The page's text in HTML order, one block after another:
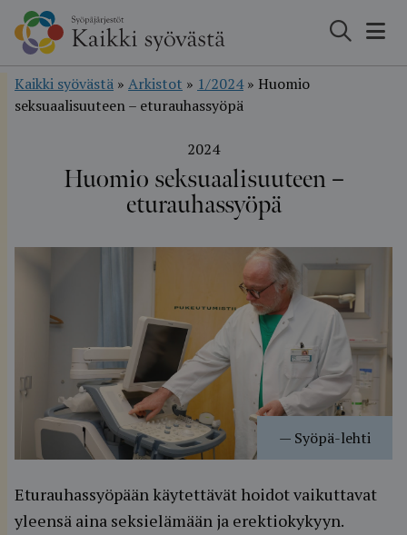
Hyppää
sisältöön
Kaikki syövästä » Arkistot » 1/2024» Huomio
seksuaalisuuteen – eturauhassyöpä
2024
Huomio seksuaalisuuteen –
eturauhassyöpä
— Syöpä-lehti
Eturauhassyöpään käytettävät hoidot vaikuttavat
yleensä aina seksielämään ja erektiokykyyn.